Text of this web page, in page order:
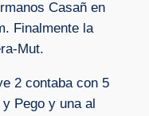
Casañ en
Finalmente la
Mut.
2 contaba con 5
Pego y una al